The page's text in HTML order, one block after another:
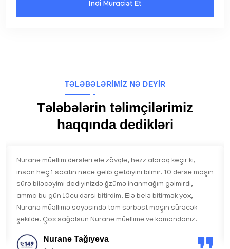
İndi Müraciət Et
TƏLƏBƏLƏRİMİZ NƏ DEYİR
Tələbələrin təlimçilərimiz
haqqında dedikləri
Nuranə müəllim dərsləri elə zövqlə, həzz alaraq keçir ki,
insan heç 1 saatın necə gəlib getdiyini bilmir. 10 dərsə maşın
sürə biləcəyimi dediyinizdə ğzümə inanmağım gəlmirdi,
amma bu gün 10cu dərsi bitirdim. Elə belə bitirmək yox,
Nuranə müəllimə sayəsində tam sərbəst maşın sürəcək
şəkildə. Çox sağolsun Nuranə müəllimə və komandanız.
Nuranə Tağıyeva